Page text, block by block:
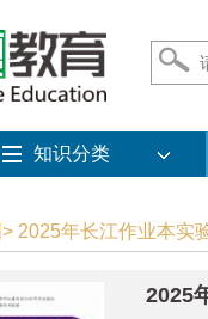
知识分类
> 2025年长江作业本实
2025